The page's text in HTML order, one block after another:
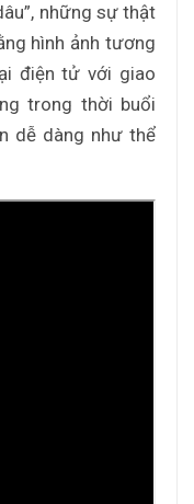
những sự thật
hình ảnh tương
điện tử với giao
trong thời buổi
dễ dàng như thể